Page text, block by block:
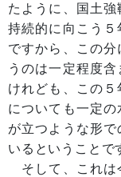
たように、国土
持続的に向こう５
ですから、この
うのは一定程度
けれども、この
についても一定
が立つような形
いるということで
そして、これは